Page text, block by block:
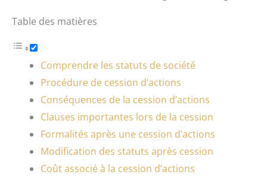
Table des matières
Comprendre les statuts de société
Procédure de cession d’actions
Conséquences de la cession d’actions
Clauses importantes lors de la cession
Formalités après une cession d’actions
Modification des statuts après cession
Coût associé à la cession d’actions